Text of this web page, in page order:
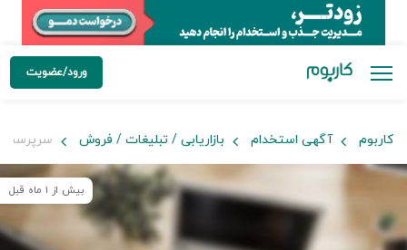
ورود/عضویت
کاربوم آگهی استخدام بازاریابی / تبلیغات / فروش سرپرست
بیش از ۱ ماه قبل